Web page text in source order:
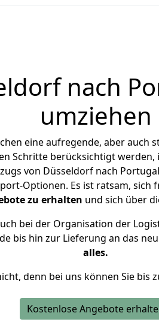
nach
umziehen
eine aufregende, aber auch
Schritte berücksichtigt werden,
von Düsseldorf nach
Optionen. Es ist ratsam, sich
zu erhalten und sich über
bei der Organisation der
bis hin zur Lieferung an das
alles.
denn bei uns können Sie bis
Kostenlose Angebote